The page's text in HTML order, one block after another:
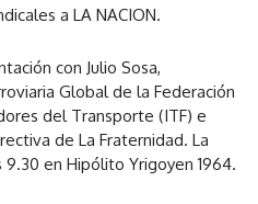
a LA NACION.
con Julio Sosa,
Global de la Federación
del Transporte (ITF) e
de La Fraternidad. La
en Hipólito Yrigoyen 1964.